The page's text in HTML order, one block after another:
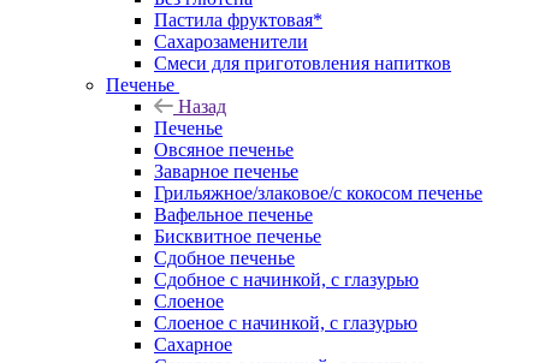
Пастила фруктовая*
Сахарозаменители
Смеси для приготовления напитков
Печенье
Назад
Печенье
Овсяное печенье
Заварное печенье
Грильяжное/злаковое/с кокосом печенье
Вафельное печенье
Бисквитное печенье
Сдобное печенье
Сдобное с начинкой, с глазурью
Слоеное
Слоеное с начинкой, с глазурью
Сахарное